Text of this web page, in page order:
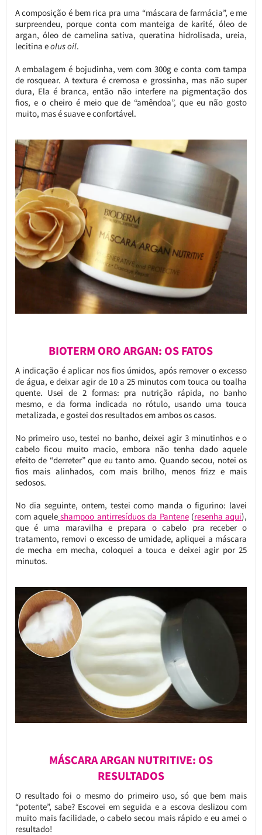
A composição é bem rica pra uma “máscara de farmácia”, e me
surpreendeu, porque conta com manteiga de karité, óleo de
argan, óleo de camelina sativa, queratina hidrolisada, ureia,
lecitina eolus oil.
A embalagem é bojudinha, vem com 300g e conta com tampa
de rosquear. A textura é cremosa e grossinha, mas não super
dura, Ela é branca, então não interfere na pigmentação dos
fios, e o cheiro é meio que de “amêndoa”, que eu não gosto
muito, mas é suave e confortável.
BIOTERM ORO ARGAN: OS FATOS
A indicação é aplicar nos fios úmidos, após remover o excesso
de água, e deixar agir de 10 a 25 minutos com touca ou toalha
quente. Usei de 2 formas: pra nutrição rápida, no banho
mesmo, e da forma indicada no rótulo, usando uma touca
metalizada, e gostei dos resultados em ambos os casos.
No primeiro uso, testei no banho, deixei agir 3 minutinhos e o
cabelo ficou muito macio, embora não tenha dado aquele
efeito de “derreter” que eu tanto amo. Quando secou, notei os
fios mais alinhados, com mais brilho, menos frizz e mais
sedosos.
No dia seguinte, ontem, testei como manda o figurino: lavei
com aquele shampoo antirresíduos da Pantene(resenha aqui),
que é uma maravilha e prepara o cabelo pra receber o
tratamento, removi o excesso de umidade, apliquei a máscara
de mecha em mecha, coloquei a touca e deixei agir por 25
minutos.
MÁSCARA ARGAN NUTRITIVE: OS
RESULTADOS
O resultado foi o mesmo do primeiro uso, só que bem mais
“potente”, sabe? Escovei em seguida e a escova deslizou com
muito mais facilidade, o cabelo secou mais rápido e eu amei o
resultado!